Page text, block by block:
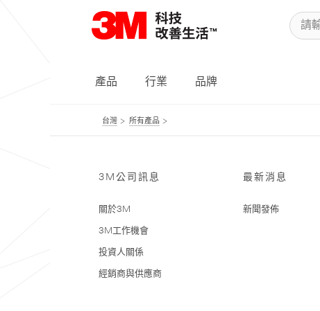
產品 行業 品牌
台灣 所有產品
3M公司訊息
關於3M
3M工作機會
投資人關係
經銷商與供應商
最新消息
新聞發佈